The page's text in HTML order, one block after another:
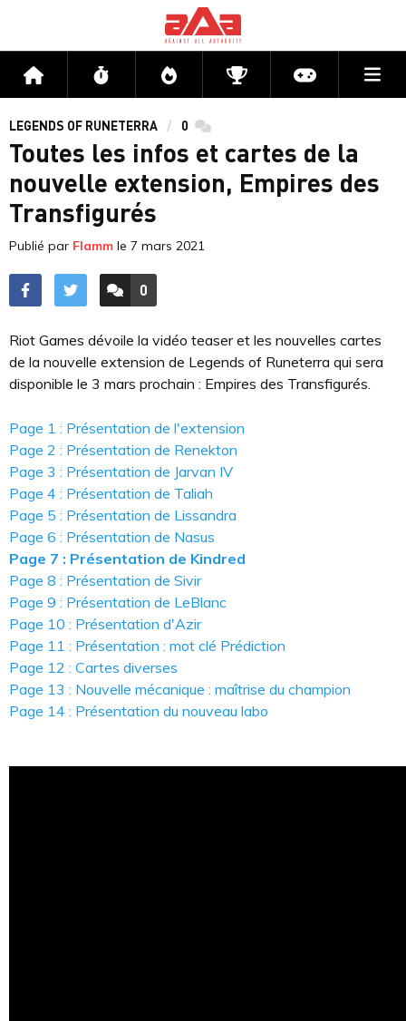
Accueil Flux Directs CompétitionsActu jeux
LEGENDS OF RUNETERRA 0 commentaires
Toutes les infos et cartes de la
nouvelle extension, Empires des
Transfigurés
Publié par Flamm le 7 mars 2021
ACCÉDER AUX
0
COMMENTAIRES
Riot Games dévoile la vidéo teaser et les nouvelles cartes
de la nouvelle extension de Legends of Runeterra qui sera
disponible le 3 mars prochain : Empires des Transfigurés.
Page 1 : Présentation de l'extension
Page 2 : Présentation de Renekton
Page 3 : Présentation de Jarvan IV
Page 4 : Présentation de Taliah
Page 5 : Présentation de Lissandra
Page 6 : Présentation de Nasus
Page 7 : Présentation de Kindred
Page 8 : Présentation de Sivir
Page 9 : Présentation de LeBlanc
Page 10 : Présentation d'Azir
Page 11 : Présentation : mot clé Prédiction
Page 12 : Cartes diverses
Page 13 : Nouvelle mécanique : maîtrise du champion
Page 14 : Présentation du nouveau labo